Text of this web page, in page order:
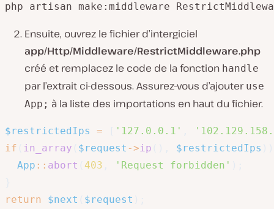
php artisan make:middleware
Ensuite, ouvrez le fichier d’intergiciel
app/Http/Middleware/RestrictMiddleware.php
créé et remplacez le code de la fonction handle
par l’extrait ci-dessous. Assurez-vous d’ajouter use
App; à la liste des importations en haut du fichier.
$restrictedIps = '127.0.0.1'
if
in_array $request ->ip $restrictedIps
App :: abort 403 'Request forbidden'
return
$next $request